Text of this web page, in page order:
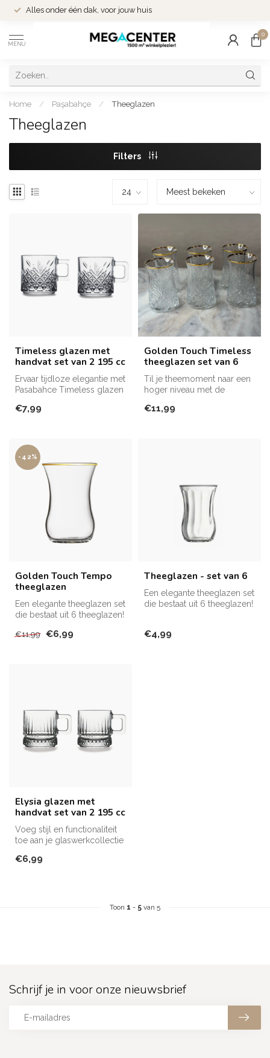
Alles onder één dak, voor jouw huis
MENU
0
Home / Paşabahçe / Theeglazen
Theeglazen
Filters
Timeless glazen met
handvat set van 2 195 cc
Ervaar tijdloze elegantie met
Pasabahce Timeless glazen
€7,99
Golden Touch Timeless
theeglazen set van 6
Til je theemoment naar een
hoger niveau met de
Touch T...
€11,99
-42%
Golden Touch Tempo
theeglazen
Een elegante theeglazen set
die bestaat uit 6 theeglazen!
€11,99 €6,99
Theeglazen - set van 6
Een elegante theeglazen set
die bestaat uit 6 theeglazen!
€4,99
Elysia glazen met
handvat set van 2 195 cc
Voeg stijl en functionaliteit
toe aan je glaswerkcollectie
€6,99
Toon 1 - 5 van 5
Schrijf je in voor onze nieuwsbrief